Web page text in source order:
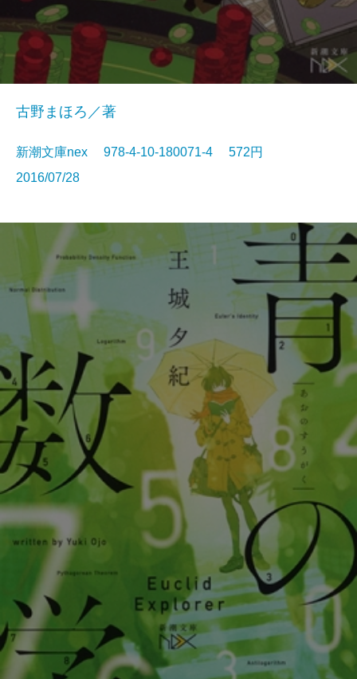
古野まほろ／著
新潮文庫nex 978-4-10-180071-4 572円
2016/07/28